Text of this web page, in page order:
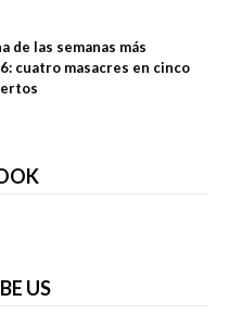
de las semanas más
cuatro masacres en cinco
US